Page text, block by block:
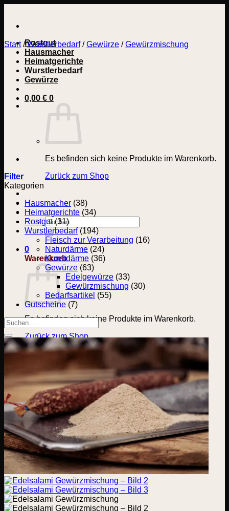
springen
Rostgut
Hausmacher
Heimatgerichte
Wurstlerbedarf
Gewürze
0,00 € 0
Es befinden sich keine Produkte im Warenkorb.
Zurück zum Shop
Suchen
nach:
0
Warenkorb
Es befinden sich keine Produkte im Warenkorb.
Zurück zum Shop
Start / Wurstlerbedarf / Gewürze / Gewürzmischung
Filter
Kategorien
Hausmacher (38)
Heimatgerichte (34)
Rostgut (31)
Wurstlerbedarf (194)
Fleisch zur Verarbeitung (16)
Naturdärme (24)
Kunstdärme (36)
Gewürze (63)
Edelgewürze (33)
Gewürzmischung (30)
Bedarfsartikel (55)
Gutscheine (7)
Suchen
nach: